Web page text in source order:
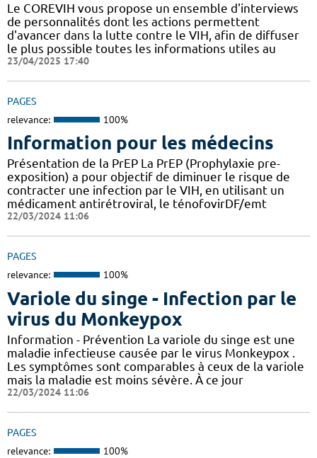
Le COREVIH vous propose un ensemble d'interviews
de personnalités dont les actions permettent
d'avancer dans la lutte contre le VIH, afin de diffuser
le plus possible toutes les informations utiles au
23/04/2025 17:40
PAGES
relevance: 100%
Information pour les médecins
Présentation de la PrEP La PrEP (Prophylaxie pre-
exposition) a pour objectif de diminuer le risque de
contracter une infection par le VIH, en utilisant un
médicament antirétroviral, le ténofovirDF/emt
22/03/2024 11:06
PAGES
relevance: 100%
Variole du singe - Infection par le
virus du Monkeypox
Information - Prévention La variole du singe est une
maladie infectieuse causée par le virus Monkeypox .
Les symptômes sont comparables à ceux de la variole
mais la maladie est moins sévère. À ce jour
22/03/2024 11:06
PAGES
relevance: 100%